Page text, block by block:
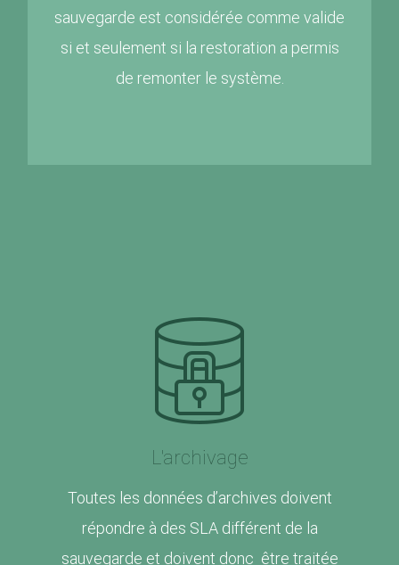
sauvegarde est considérée comme valide
si et seulement si la restoration a permis
de remonter le système.
L'archivage
Toutes les données d’archives doivent
répondre à des SLA différent de la
sauvegarde et doivent donc être traitée